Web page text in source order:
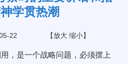
学贯热潮
22 【放大 缩小】
是一个战略问题，必须摆上